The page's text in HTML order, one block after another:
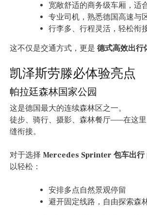
宽敞舒适的商务级车厢，适
专业司机，熟悉德国高速与
行李多、行程灵活，轻松衔
这不仅是交通方式，更是 德式高效出行
凯泽斯劳滕必体验亮点
帕拉廷森林国家公园
这是德国最大的连续森林区之一。
徒步、骑行、摄影、森林餐厅——在这
缝衔接。
对于选择 Mercedes Sprinter 包车出行
以轻松：
安排多点自然景观停留
避开固定线路，自由探索森